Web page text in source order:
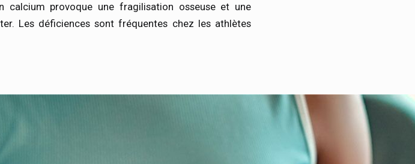
provoque une fragilisation osseuse et une
Les déficiences sont fréquentes chez les athlètes